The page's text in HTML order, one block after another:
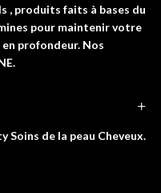
, produits faits à bases du
pour maintenir votre
profondeur. Nos
Soins de la peau Cheveux.